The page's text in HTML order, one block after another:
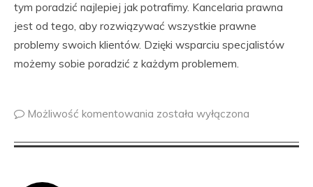
tym poradzić najlepiej jak potrafimy. Kancelaria prawna
jest od tego, aby rozwiązywać wszystkie prawne
problemy swoich klientów. Dzięki wsparciu specjalistów
możemy sobie poradzić z każdym problemem.
Możliwość komentowania została wyłączona